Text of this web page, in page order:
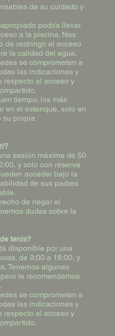
de su cuidado y
podría llevar
a la piscina. Nos
de restringir el acceso
la calidad del agua.
se comprometen a
las indicaciones y
respecto al acceso y
tiempo, los más
en el estanque, solo en
su propia
sesión máxima de 50
y solo con reserva
acceder bajo la
de sus padres
de negar el
dudas sobre la
tenis?
disponible por una
de 9:00 a 18:00, y
Tenemos algunas
le recomendamos
se comprometen a
las indicaciones y
respecto al acceso y